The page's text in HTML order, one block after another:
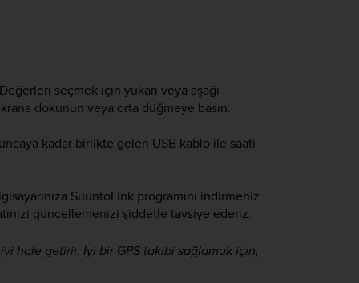
seçmek için yukarı veya aşağı
dokunun veya orta düğmeye basın.
kadar birlikte gelen USB kablo ile saati
SuuntoLink programını indirmeniz
güncellemenizi şiddetle tavsiye ederiz.
hale getirir. İyi bir GPS takibi sağlamak için,